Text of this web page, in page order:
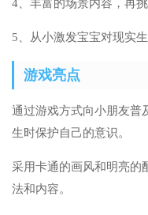
4、丰富的场景内容，再
5、从小激发宝宝对现实
游戏亮点
通过游戏方式向小朋友普
生时保护自己的意识。
采用卡通的画风和明亮的
法和内容。